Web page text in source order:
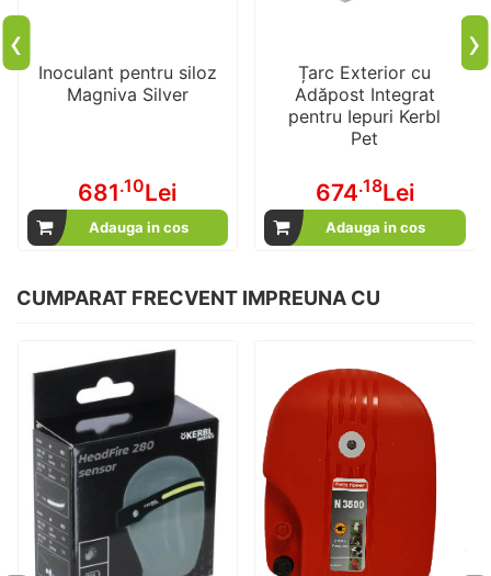
Inoculant pentru siloz
Magniva Silver
681.10Lei
Adauga in cos
Țarc Exterior cu
Adăpost Integrat
pentru Iepuri Kerbl
Pet
674.18Lei
Adauga in cos
‹ ›
CUMPARAT FRECVENT IMPREUNA CU